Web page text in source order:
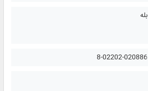
بله
8-02202-020886